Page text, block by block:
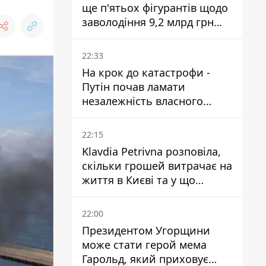
ще п'ятьох фігурантів щодо
заволодіння 9,2 млрд грн
ПриватБанку скерували до
суду
22:33
На крок до катастрофи -
Путін почав ламати
незалежність власного
Центробанку, змусивши
знизити базову ставку
22:15
Klavdia Petrivna розповіла,
скільки грошей витрачає на
життя в Києві та у що
вкладає мільйони
22:00
Президентом Угорщини
може стати герой мема
Гарольд, який приховує